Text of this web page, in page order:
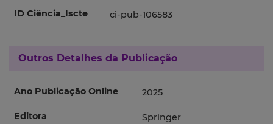
ID Ciência_Iscte ci-pub-106583
Outros Detalhes da Publicação
Ano Publicação Online 2025
Editora Springer